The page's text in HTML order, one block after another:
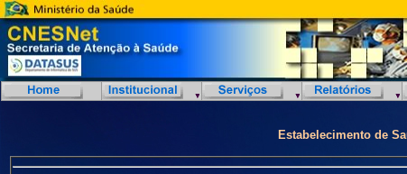
Estabelecimento de